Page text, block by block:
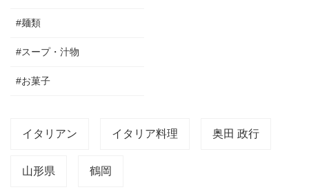
#麺類
#スープ・汁物
#お菓子
イタリアン イタリア料理 奥田 政行
山形県 鶴岡